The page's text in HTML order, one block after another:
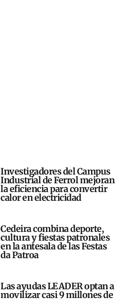
Investigadores del Campus
Industrial de Ferrol mejoran
la eficiencia para convertir
calor en electricidad
Cedeira combina deporte,
cultura y fiestas patronales
en la antesala de las Festas
da Patroa
Las ayudas LEADER optan a
movilizar casi 9 millones de